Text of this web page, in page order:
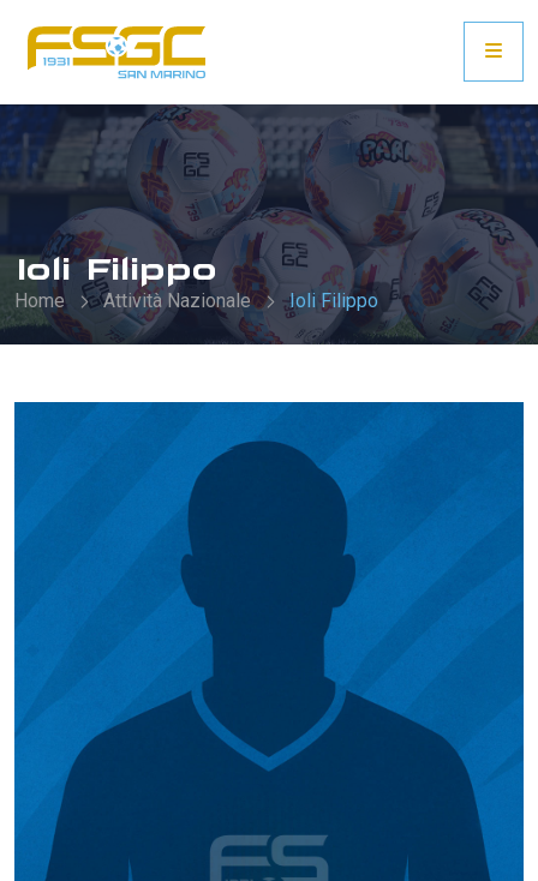
Ioli Filippo
Home Attività Nazionale Ioli Filippo